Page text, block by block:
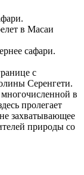
в Масаи
сафари.
с
Серенгети.
в
пролегает
захватывающее
природы со